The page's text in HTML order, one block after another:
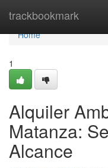
trackbookmark
Home
Home
1
Alquiler
Matanza:
Alcance